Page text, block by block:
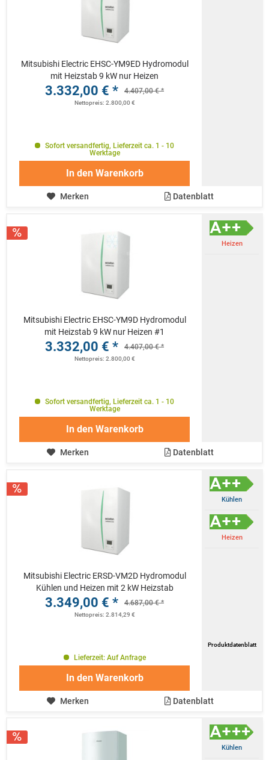
Mitsubishi Electric EHSC-YM9ED Hydromodul
mit Heizstab 9 kW nur Heizen
3.332,00 € * 4.407,00 € *
Nettopreis: 2.800,00 €
Sofort versandfertig, Lieferzeit ca. 1 - 10
Werktage
In den Warenkorb
Merken Datenblatt
Mitsubishi Electric EHSC-YM9D Hydromodul
mit Heizstab 9 kW nur Heizen #1
3.332,00 € * 4.407,00 € *
Nettopreis: 2.800,00 €
Heizen
Sofort versandfertig, Lieferzeit ca. 1 - 10
Werktage
In den Warenkorb
Merken Datenblatt
Mitsubishi Electric ERSD-VM2D Hydromodul
Kühlen und Heizen mit 2 kW Heizstab
3.349,00 € * 4.687,00 € *
Nettopreis: 2.814,29 €
Kühlen
Heizen
Produktdatenblatt
Lieferzeit: Auf Anfrage
In den Warenkorb
Merken Datenblatt
Kühlen